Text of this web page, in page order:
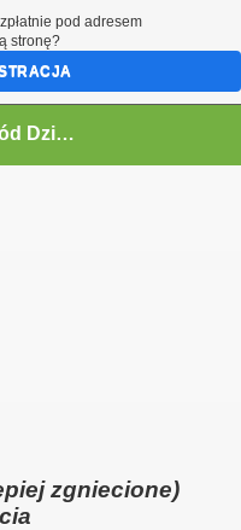
Najstarszy Ogród Działkowy w Polsce
zgniecione)
pod adresem
stronę?